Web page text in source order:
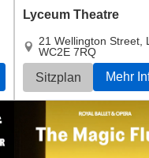
Lyceum Theatre
21 Wellington Street
WC2E 7RQ
Sitzplan Mehr